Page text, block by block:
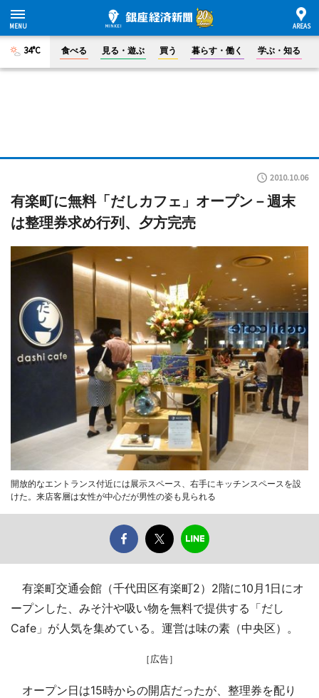
34°C 食べる 見る・遊ぶ 買う 暮らす・働く 学ぶ・知る
2010.10.06
有楽町に無料「だしカフェ」オープン－週末
は整理券求め行列、夕方完売
開放的なエントランス付近には展示スペース、右手にキッチンスペースを設
けた。来店客層は女性が中心だが男性の姿も見られる
有楽町交通会館（千代田区有楽町2）2階に10月1日にオ
ープンした、みそ汁や吸い物を無料で提供する「だし
Cafe」が人気を集めている。運営は味の素（中央区）。
［広告］
オープン日は15時からの開店だったが、整理券を配り